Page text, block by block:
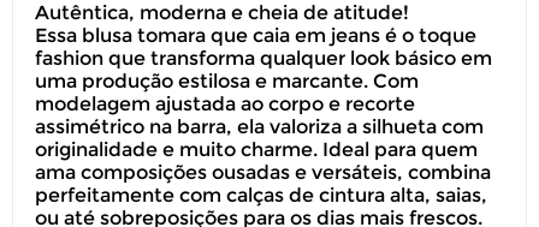
Autêntica, moderna e cheia de atitude!
Essa blusa tomara que caia em jeans é o toque
fashion que transforma qualquer look básico em
uma produção estilosa e marcante. Com
modelagem ajustada ao corpo e recorte
assimétrico na barra, ela valoriza a silhueta com
originalidade e muito charme. Ideal para quem
ama composições ousadas e versáteis, combina
perfeitamente com calças de cintura alta, saias,
ou até sobreposições para os dias mais frescos.